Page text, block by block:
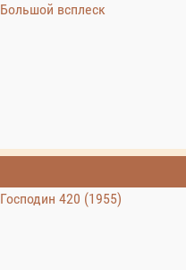
Большой всплеск
Господин 420 (1955)